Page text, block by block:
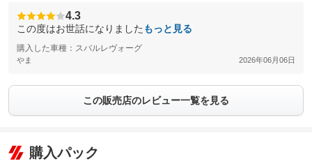
4.3
この度はお世話になりました もっと見る
購入した車種：スバルレヴォーグ
やま 2026年06月06日
この販売店のレビュー一覧を見る
購入パック